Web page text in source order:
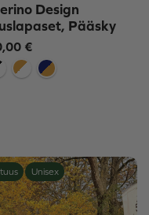
Design
Pääsky
€
Unisex